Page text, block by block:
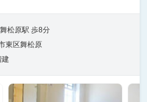
松原駅 歩8分
東区舞松原
建